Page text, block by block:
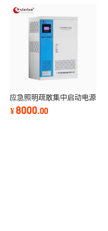
应急照明疏散集中启动电源
控制柜低压电源1kva/24v
单相eps电源箱
¥8000.00